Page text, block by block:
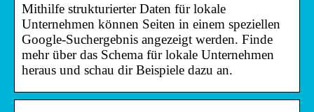
Mithilfe strukturierter Daten für lokale
Unternehmen können Seiten in einem speziellen
Google-Suchergebnis angezeigt werden. Finde
mehr über das Schema für lokale Unternehmen
heraus und schau dir Beispiele dazu an.